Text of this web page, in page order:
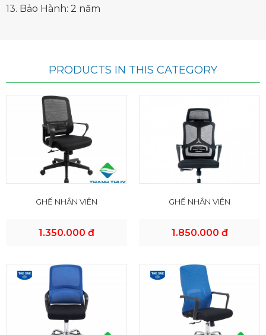
13. Bảo Hành: 2 năm
PRODUCTS IN THIS CATEGORY
GHẾ NHÂN VIÊN
1.350.000 đ
GHẾ NHÂN VIÊN
1.850.000 đ